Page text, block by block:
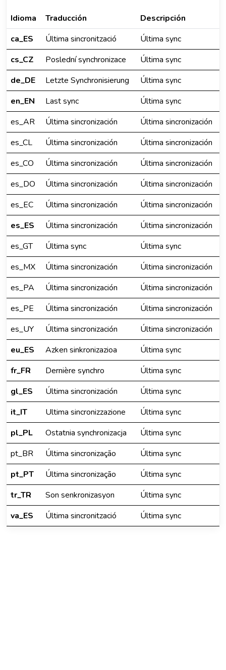
Idioma Traducción
Descripción
ca_ES
Última sincronització
Última sync
cs_CZ
Poslední synchronizace
Última sync
de_DE
Letzte Synchronisierung
Última sync
en_EN
Last sync
Última sync
es_AR
Última sincronización
Última sincronización
es_CL
Última sincronización
Última sincronización
es_CO
Última sincronización
Última sincronización
es_DO
Última sincronización
Última sincronización
es_EC
Última sincronización
Última sincronización
es_ES
Última sincronización
Última sincronización
es_GT
Última sync
Última sync
es_MX
Última sincronización
Última sincronización
es_PA
Última sincronización
Última sincronización
es_PE
Última sincronización
Última sincronización
es_UY
Última sincronización
Última sincronización
eu_ES
Azken sinkronizazioa
Última sync
fr_FR
Dernière synchro
Última sync
gl_ES
Última sincronización
Última sync
it_IT
Ultima sincronizzazione
Última sync
pl_PL
Ostatnia synchronizacja
Última sync
pt_BR
Última sincronização
Última sync
pt_PT
Última sincronização
Última sync
tr_TR
Son senkronizasyon
Última sync
va_ES
Última sincronització Última sync